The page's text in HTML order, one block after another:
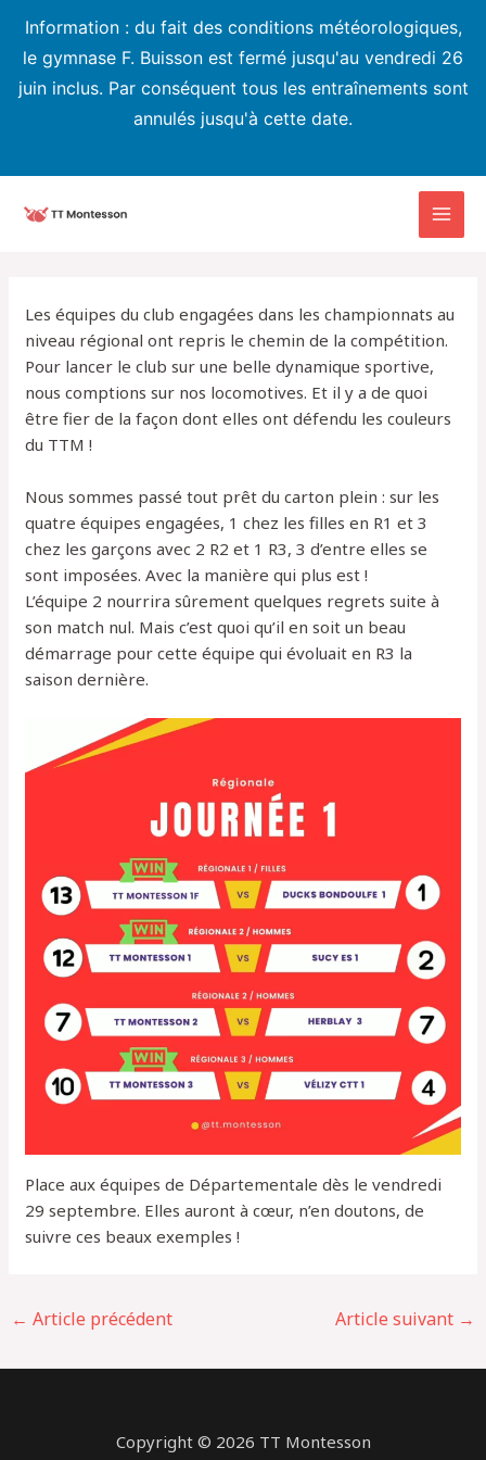
Information : du fait des conditions météorologiques,
le gymnase F. Buisson est fermé jusqu'au vendredi 26
juin inclus. Par conséquent tous les entraînements sont
annulés jusqu'à cette date.
Les équipes du club engagées dans les championnats au
niveau régional ont repris le chemin de la compétition.
Pour lancer le club sur une belle dynamique sportive,
nous comptions sur nos locomotives. Et il y a de quoi
être fier de la façon dont elles ont défendu les couleurs
du TTM !
Nous sommes passé tout prêt du carton plein : sur les
quatre équipes engagées, 1 chez les filles en R1 et 3
chez les garçons avec 2 R2 et 1 R3, 3 d’entre elles se
sont imposées. Avec la manière qui plus est !
L’équipe 2 nourrira sûrement quelques regrets suite à
son match nul. Mais c’est quoi qu’il en soit un beau
démarrage pour cette équipe qui évoluait en R3 la
saison dernière.
Place aux équipes de Départementale dès le vendredi
29 septembre. Elles auront à cœur, n’en doutons, de
suivre ces beaux exemples !
Navigation
← Article précédent Article suivant →
Copyright © 2026 TT Montesson